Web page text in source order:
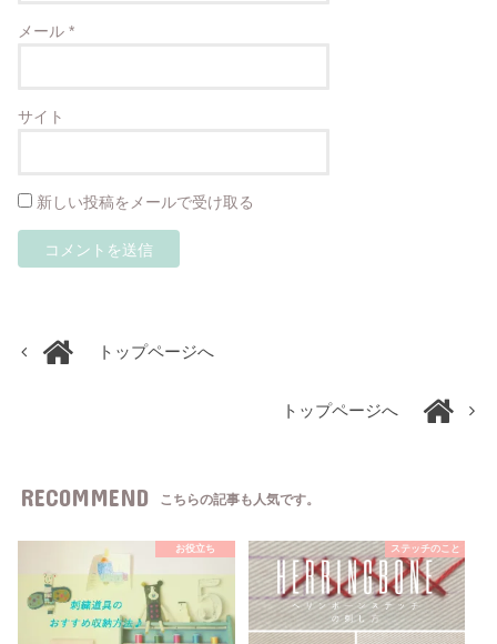
メール*
サイト
新しい投稿をメールで受け取る
トップページへ
トップページへ
RECOMMEND こちらの記事も人気です。
お役立ち ステッチのこと